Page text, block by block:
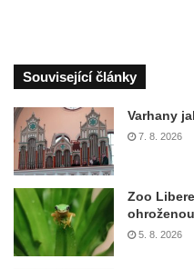
Související články
Varhany
7. 8. 2026
Zoo
5. 8. 2026